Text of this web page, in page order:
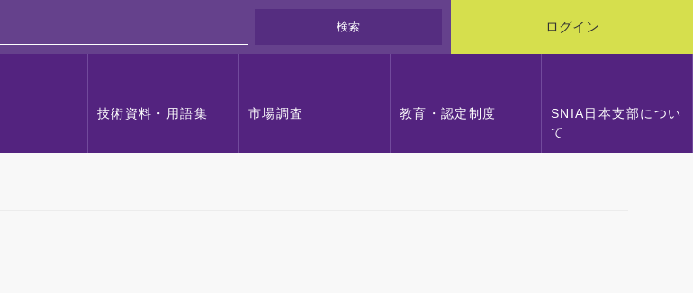
検索 ログイン
技術資料・用語集 市場調査 教育・認定制度
SNIA日本支部につい
て